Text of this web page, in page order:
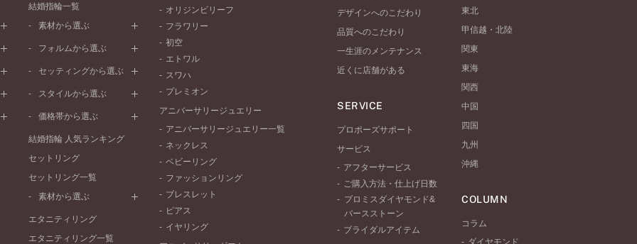
結婚指輪一覧
素材から選ぶ
プラチナ
ピンクゴールド
ペールブラウンゴールド
フォルムから選ぶ
ストレートライン
V字ライン
セッティングから選ぶ
プレーン
セベラルメレ
ラインメレ
スタイルから選ぶ
シンプル
モード
エレガント
ゴージャス
価格帯から選ぶ
50万円～
20万円～30万円
10万円～20万円
結婚指輪 人気ランキング
セットリング
セットリング一覧
素材から選ぶ
プラチナ
エタニティリング
エタニティリング一覧
オリジンビリーフ
フラワリー
初空
エトワル
スワハ
プレミオン
アニバーサリージュエリー
アニバーサリージュエリー一覧
ネックレス
ベビーリング
ファッションリング
ブレスレット
ピアス
イヤリング
デザインへのこだわり
品質へのこだわり
一生涯のメンテナンス
近くに店舗がある
SERVICE
プロポーズサポート
サービス
アフターサービス
ご購入方法・仕上げ日数
プロミスダイヤモンド&
バースストーン
ブライダルアイテム
東北
甲信越・北陸
関東
東海
関西
中国
四国
九州
沖縄
COLUMN
コラム